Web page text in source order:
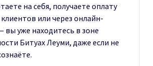
на себя, получаете оплату
или через онлайн-
уже находитесь в зоне
Битуах Леуми, даже если не